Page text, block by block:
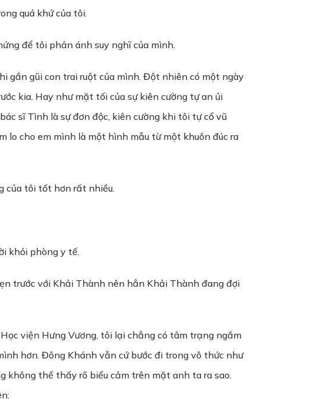
quá khứ của tôi.
để tôi phản ánh suy nghĩ của mình.
gần gũi con trai ruột của mình. Đột nhiên có một ngày
kia. Hay như mặt tối của sự kiên cường tự an ủi
sĩ Tình là sự đơn độc, kiên cường khi tôi tự cổ vũ
lo cho em mình là một hình mẫu từ một khuôn đúc ra
của tôi tốt hơn rất nhiều.
khỏi phòng y tế.
trước với Khải Thành nên hẳn Khải Thành đang đợi
viện Hưng Vương, tôi lại chẳng có tâm trạng ngắm
hơn. Đông Khánh vẫn cứ bước đi trong vô thức như
không thể thấy rõ biểu cảm trên mặt anh ta ra sao.